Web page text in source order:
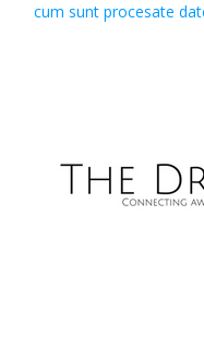
cum sunt procesate